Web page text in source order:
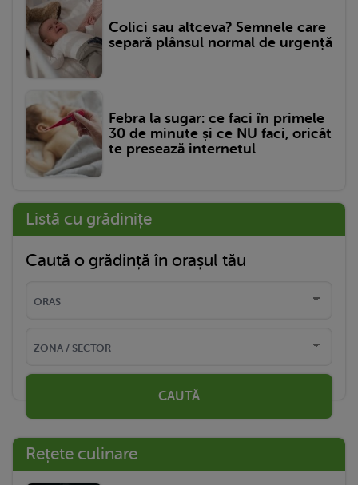
Colici sau altceva? Semnele care
separă plânsul normal de urgență
Febra la sugar: ce faci în primele
30 de minute și ce NU faci, oricât
te presează internetul
Listă cu grădinițe
Caută o grădință în orașul tău
CAUTĂ
Rețete culinare